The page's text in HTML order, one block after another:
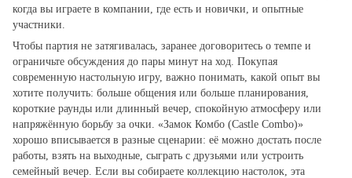
когда вы играете в компании, где есть и новички, и опытные
участники.
Чтобы партия не затягивалась, заранее договоритесь о темпе и
ограничьте обсуждения до пары минут на ход. Покупая
современную настольную игру, важно понимать, какой опыт вы
хотите получить: больше общения или больше планирования,
короткие раунды или длинный вечер, спокойную атмосферу или
напряжённую борьбу за очки. «Замок Комбо (Castle Combo)»
хорошо вписывается в разные сценарии: её можно достать после
работы, взять на выходные, сыграть с друзьями или устроить
семейный вечер. Если вы собираете коллекцию настолок, эта